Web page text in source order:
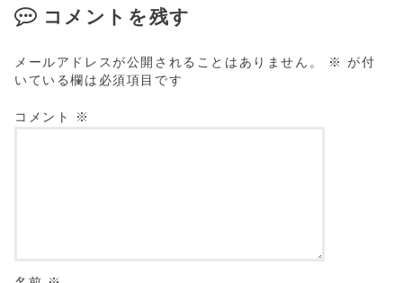
コメントを残す
メールアドレスが公開されることはありません。 ※ が付
いている欄は必須項目です
コメント ※